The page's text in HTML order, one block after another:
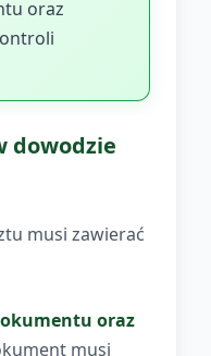
oraz
dowodzie
musi zawierać
oraz
musi